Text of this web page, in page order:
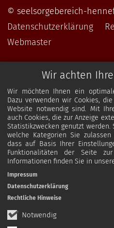
Wir achten
Wir möchten Ihnen ein
Dazu verwenden wir Cookies,
Website notwendig sind. Mit
auch Cookies, die zur Anzeige
Statistikzwecken genutzt
welche Kategorien Sie
dass auf Basis Ihrer
Funktionalitäten der Seite
Informationen finden Sie in
Notwendig
Impressum
Datenschutzerklärung
Rechtliche Hinweise
© seelsorgebereich-
Datenschutzerklärung
Webmaster